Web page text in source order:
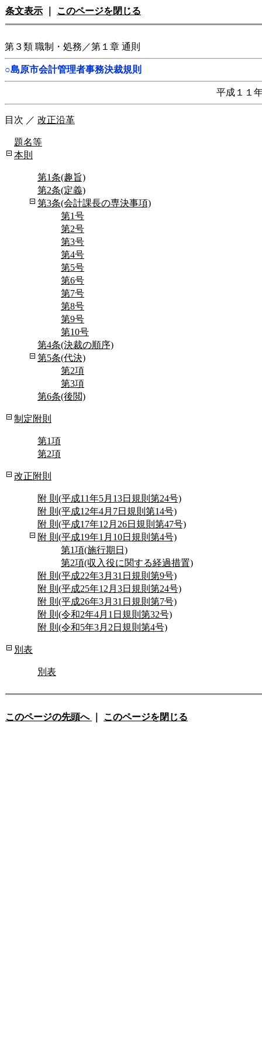
条文表示 このページを閉じる
第３類 職制・処務／第１章 通則
○島原市会計管理者事務決裁規則
平成１１
目次 ／ 改正沿革
題名等
本則
第1条(趣旨)
第2条(定義)
第3条(会計課長の専決事項)
第1号
第2号
第3号
第4号
第5号
第6号
第7号
第8号
第9号
第10号
第4条(決裁の順序)
第5条(代決)
第2項
第3項
第6条(後閲)
制定附則
第1項
第2項
改正附則
附 則(平成11年5月13日規則第24号)
附 則(平成12年4月7日規則第14号)
附 則(平成17年12月26日規則第47号)
附 則(平成19年1月10日規則第4号)
第1項(施行期日)
第2項(収入役に関する経過措置)
附 則(平成22年3月31日規則第9号)
附 則(平成25年12月3日規則第24号)
附 則(平成26年3月31日規則第7号)
附 則(令和2年4月1日規則第32号)
附 則(令和5年3月2日規則第4号)
別表
別表
このページの先頭へ このページを閉じる